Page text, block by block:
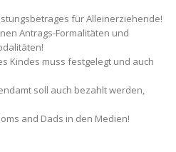
für Alleinerziehende!
Antrags-Formalitäten und
Kindes muss festgelegt und auch
soll auch bezahlt werden,
and Dads in den Medien!